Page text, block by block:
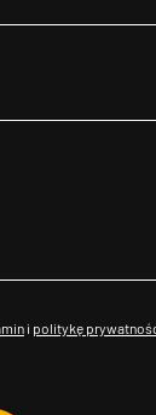
i politykę